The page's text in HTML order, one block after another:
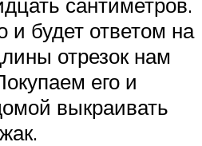
и будет ответом на
отрезок нам
его и
выкраивать